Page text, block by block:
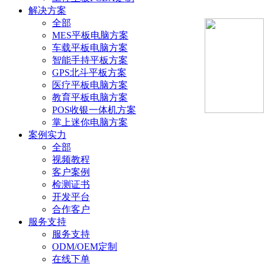
解决方案
全部
MES平板电脑方案
车载平板电脑方案
智能手持平板方案
GPS北斗平板方案
医疗平板电脑方案
教育平板电脑方案
POS收银一体机方案
掌上迷你电脑方案
案例实力
全部
视频教程
客户案例
检测证书
开发平台
合作客户
服务支持
服务支持
ODM/OEM定制
在线下单